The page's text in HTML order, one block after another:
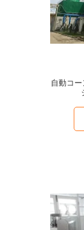
自動コ